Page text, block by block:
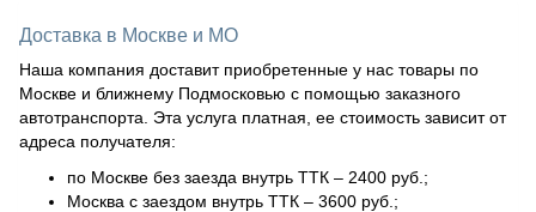
Доставка в Москве и МО
Наша компания доставит приобретенные у нас товары по
Москве и ближнему Подмосковью с помощью заказного
автотранспорта. Эта услуга платная, ее стоимость зависит от
адреса получателя:
по Москве без заезда внутрь ТТК – 2400 руб.;
Москва с заездом внутрь ТТК – 3600 руб.;